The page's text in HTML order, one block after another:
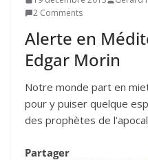
2 Comments
Alerte en
Edgar Morin
Notre monde part en
pour y pui­ser quelque
des pro­phètes de
Partager